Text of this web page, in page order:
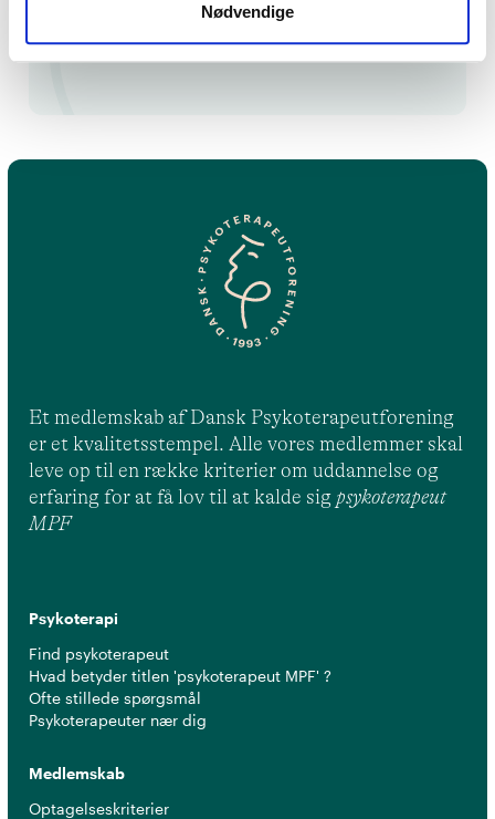
Nødvendige
Et medlemskab af Dansk Psykoterapeutforening
er et kvalitetsstempel. Alle vores medlemmer skal
leve op til en række kriterier om uddannelse og
erfaring for at få lov til at kalde sig psykoterapeut
MPF
Psykoterapi
Find psykoterapeut
Hvad betyder titlen 'psykoterapeut MPF' ?
Ofte stillede spørgsmål
Psykoterapeuter nær dig
Medlemskab
Optagelseskriterier